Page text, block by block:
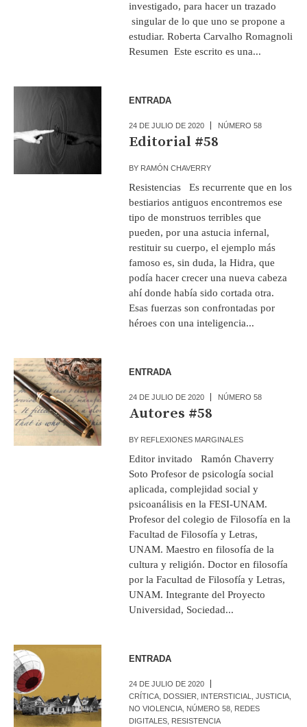
investigado, para hacer un trazado
singular de lo que uno se propone a
estudiar. Roberta Carvalho Romagnoli
Resumen Este escrito es una...
ENTRADA
24 DE JULIO DE 2020 NÚMERO 58
Editorial #58
BY RAMÓN CHAVERRY
Resistencias Es recurrente que en los
bestiarios antiguos encontremos ese
tipo de monstruos terribles que
pueden, por una astucia infernal,
restituir su cuerpo, el ejemplo más
famoso es, sin duda, la Hidra, que
podía hacer crecer una nueva cabeza
ahí donde había sido cortada otra.
Esas fuerzas son confrontadas por
héroes con una inteligencia...
ENTRADA
24 DE JULIO DE 2020 NÚMERO 58
Autores #58
BY REFLEXIONES MARGINALES
Editor invitado Ramón Chaverry
Soto Profesor de psicología social
aplicada, complejidad social y
psicoanálisis en la FESI-UNAM.
Profesor del colegio de Filosofía en la
Facultad de Filosofía y Letras,
UNAM. Maestro en filosofía de la
cultura y religión. Doctor en filosofía
por la Facultad de Filosofía y Letras,
UNAM. Integrante del Proyecto
Universidad, Sociedad...
ENTRADA
24 DE JULIO DE 2020
CRÍTICA DOSSIER INTERSTICIAL ,JUSTICIA
NO VIOLENCIA NÚMERO 58 REDES
DIGITALES RESISTENCIA